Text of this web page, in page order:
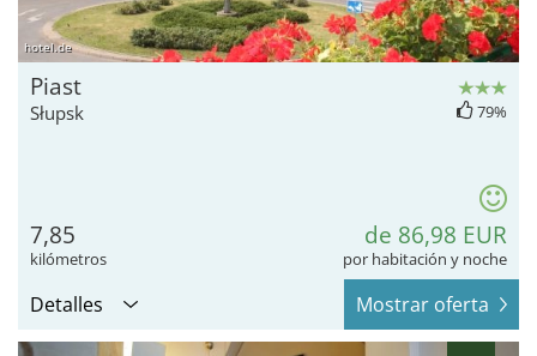
hotel.de
Piast
Słupsk 79%
7,85
kilómetros
de 86,98 EUR
por habitación y noche
Detalles Mostrar oferta